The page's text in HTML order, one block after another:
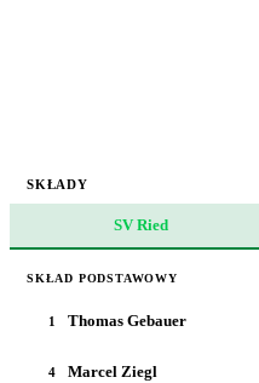
SKŁADY
SV Ried
SKŁAD PODSTAWOWY
1 Thomas Gebauer
4 Marcel Ziegl